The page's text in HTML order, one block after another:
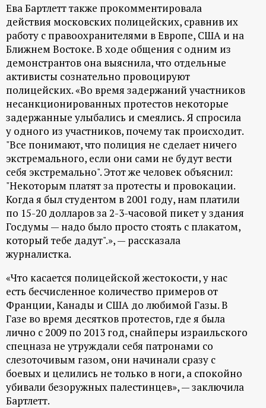
Ева Бартлетт также прокомментировала
действия московских полицейских, сравнив их
работу с правоохранителями в Европе, США и на
Ближнем Востоке. В ходе общения с одним из
демонстрантов она выяснила, что отдельные
активисты сознательно провоцируют
полицейских. «Во время задержаний участников
несанкционированных протестов некоторые
задержанные улыбались и смеялись. Я спросила
у одного из участников, почему так происходит.
"Все понимают, что полиция не сделает ничего
экстремального, если они сами не будут вести
себя экстремально". Этот же человек объяснил:
"Некоторым платят за протесты и провокации.
Когда я был студентом в 2001 году, нам платили
по 15-20 долларов за 2-3-часовой пикет у здания
Госдумы — надо было просто стоять с плакатом,
который тебе дадут".», — рассказала
журналистка.
«Что касается полицейской жестокости, у нас
есть бесчисленное количество примеров от
Франции, Канады и США до любимой Газы. В
Газе во время десятков протестов, где я была
лично с 2009 по 2013 год, снайперы израильского
спецназа не утруждали себя патронами со
слезоточивым газом, они начинали сразу с
боевых и целились не только в ноги, а спокойно
убивали безоружных палестинцев», — заключила
Бартлетт.